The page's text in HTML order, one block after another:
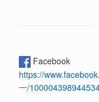
Facebook
https://
一/